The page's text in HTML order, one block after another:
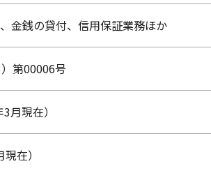
金銭の貸付、信用保証業務ほか
第00006号
月現在）
在）